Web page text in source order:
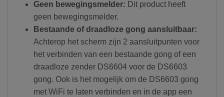
Geen bewegingsmelder: Dit product heeft
geen bewegingsmelder.
Bestaande of draadloze gong aansluitbaar:
Achterop het scherm zijn 2 aansluitpunten voor
het verbinden van een bestaande gong of een
draadloze zender DS6604 voor de DS6603
gong. Ook is het mogelijk om de DS6603 gong
met WiFi te laten verbinden en in de app een